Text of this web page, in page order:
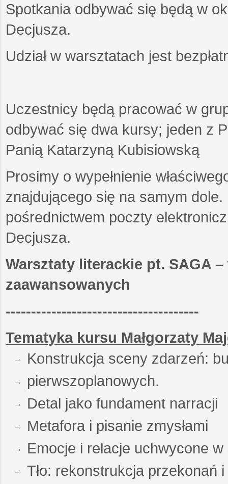
Spotkania odbywać się będą w
Decjusza.
Udział w warsztatach jest
Uczestnicy będą pracować w
odbywać się dwa kursy; jeden z
Panią Katarzyną Kubisiowską
Prosimy o wypełnienie
znajdującego się na samym
pośrednictwem poczty
Decjusza.
Warsztaty literackie pt. SAGA
zaawansowanych
--------------------------------------
Tematyka kursu Małgorzaty
Konstrukcja sceny zdarzeń:
pierwszoplanowych.
Detal jako fundament narracji
Metafora i pisanie zmysłami
Emocje i relacje uchwycone
Tło: rekonstrukcja przekonań